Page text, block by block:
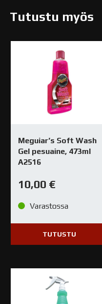
Tutustu myös
Meguiar’s Soft Wash
Gel pesuaine, 473ml
A2516
10,00 €
Varastossa
TUTUSTU